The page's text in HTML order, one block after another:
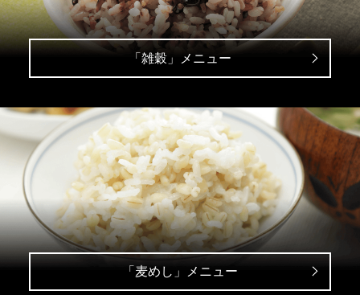
「雑穀」メニュー
「麦めし」メニュー
「極うま」メニュー